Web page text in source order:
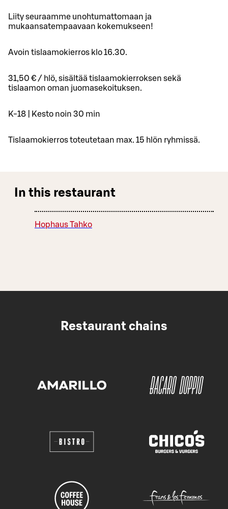
Liity seuraamme unohtumattomaan ja
mukaansatempaavaan kokemukseen!
Avoin tislaamokierros klo 16.30.
31,50 € / hlö, sisältää tislaamokierroksen sekä
tislaamon oman juomasekoituksen.
K-18 | Kesto noin 30 min
Tislaamokierros toteutetaan max. 15 hlön ryhmissä.
In this restaurant
Hophaus Tahko
Restaurant chains